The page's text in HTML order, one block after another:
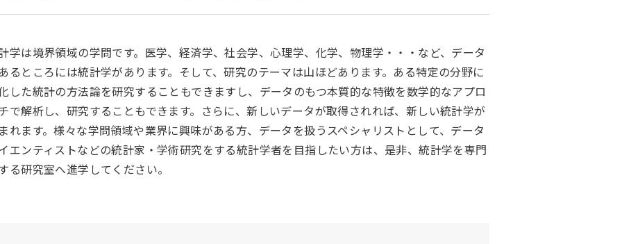
学は境界領域の学問です。医学、経済学、社会学、心理学、化学、物理学・・・など、データ
るところには統計学があります。そして、研究のテーマは山ほどあります。ある特定の分野に
した統計の方法論を研究することもできますし、データのもつ本質的な特徴を数学的なアプロ
で解析し、研究することもできます。さらに、新しいデータが取得されれば、新しい統計学が
れます。様々な学問領域や業界に興味がある方、データを扱うスペシャリストとして、データ
エンティストなどの統計家・学術研究をする統計学者を目指したい方は、是非、統計学を専門
る研究室へ進学してください。